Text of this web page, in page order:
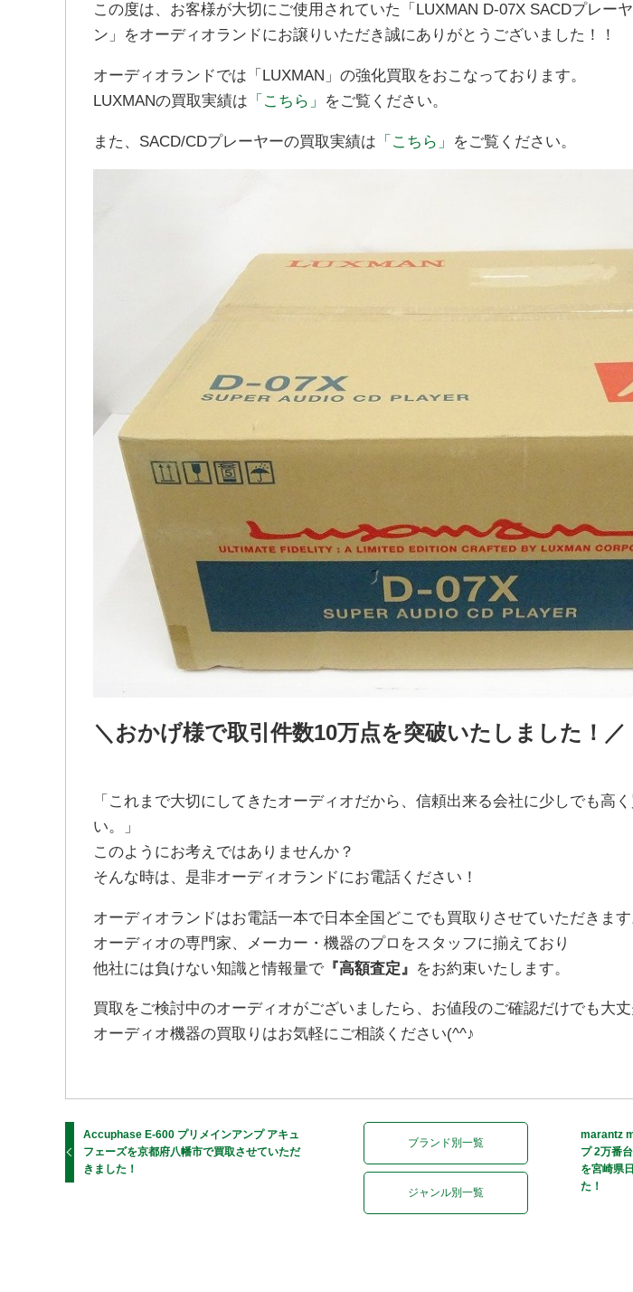
この度は、お客様が大切にご使用されていた「LUXMAN D-07X SACDプレー
ン」をオーディオランドにお譲りいただき誠にありがとうございました！！
オーディオランドでは「LUXMAN」の強化買取をおこなっております。
LUXMANの買取実績は 「こちら」 をご覧ください。
また、SACD/CDプレーヤーの買取実績は 「こちら」 をご覧ください。
＼おかげ様で取引件数10万点を突破いたしました！／
「これまで大切にしてきたオーディオだから、信頼出来る会社に少しでも高
い。」
このようにお考えではありませんか？
そんな時は、是非オーディオランドにお電話ください！
オーディオランドはお電話一本で日本全国どこでも買取りさせていただきます
オーディオの専門家、メーカー・機器のプロをスタッフに揃えており
他社には負けない知識と情報量で 『高額査定』 をお約束いたします。
買取をご検討中のオーディオがございましたら、お値段のご確認だけでも大丈
オーディオ機器の買取りはお気軽にご相談ください(^^♪
marantz
プ 2万番
を宮崎県
た！
Accuphase E-600 プリメインアンプ アキュ
フェーズを京都府八幡市で買取させていただ
きました！
ブランド別一覧
ジャンル別一覧